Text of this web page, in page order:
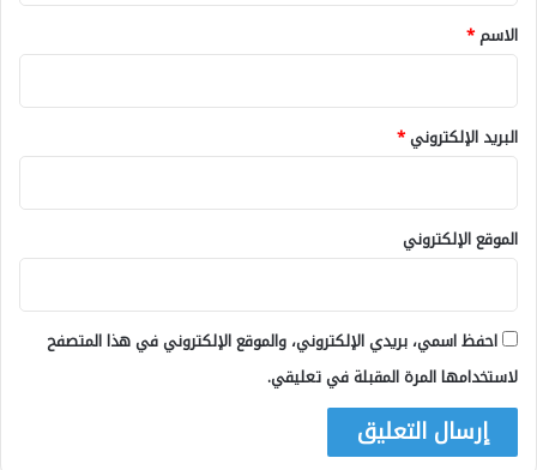
*
الاسم*
البريد الإلكتروني*
الموقع الإلكتروني
احفظ اسمي، بريدي الإلكتروني، والموقع الإلكتروني في هذا المتصفح
لاستخدامها المرة المقبلة في تعليقي.